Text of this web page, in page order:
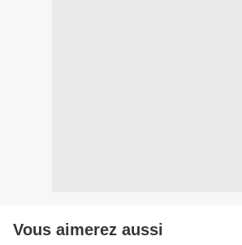
Vous aimerez aussi